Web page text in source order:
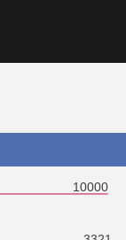
10000